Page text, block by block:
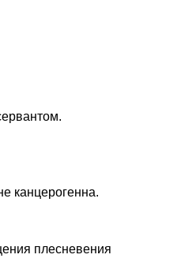
канцерогенна.
плесневения